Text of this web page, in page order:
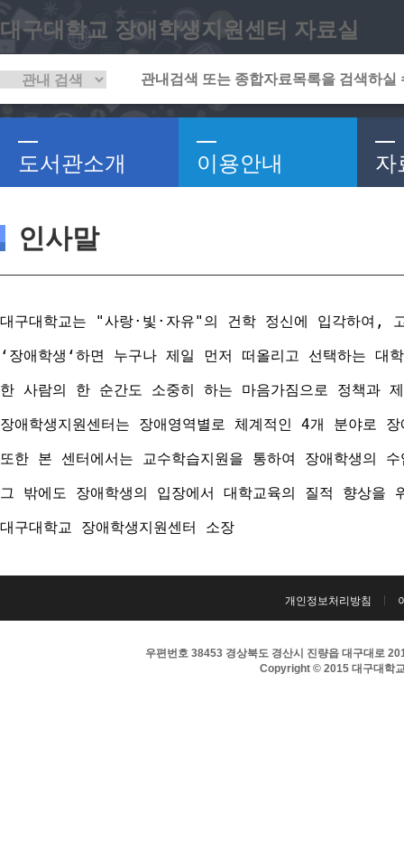
대구대학교 장애학생지원센터 자료실
도서관소개 이용안내 자
인사말
대구대학교는 "사랑·빛·자유"의 건학 정신에 입각하여,
‘장애학생‘하면 누구나 제일 먼저 떠올리고 선택하는 대
한 사람의 한 순간도 소중히 하는 마음가짐으로 정책과
장애학생지원센터는 장애영역별로 체계적인 4개 분야
또한 본 센터에서는 교수학습지원을 통하여 장애학생의
그 밖에도 장애학생의 입장에서 대학교육의 질적 향상
대구대학교 장애학생지원센터 소장
개인정보처리방침
우편번호 38453 경상북도 경산시 진량읍 대구대로
Copyright © 2015 대구대학